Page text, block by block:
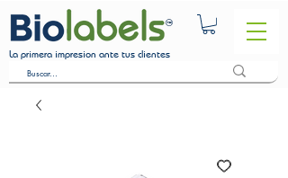
La primera impresion ante tus clientes